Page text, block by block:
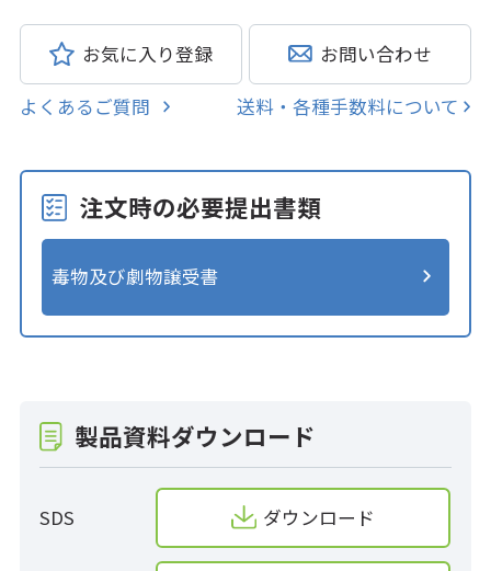
お気に入り登録 お問い合わせ
よくあるご質問 送料・各種手数料について
注文時の必要提出書類
毒物及び劇物譲受書
製品資料ダウンロード
SDS ダウンロード